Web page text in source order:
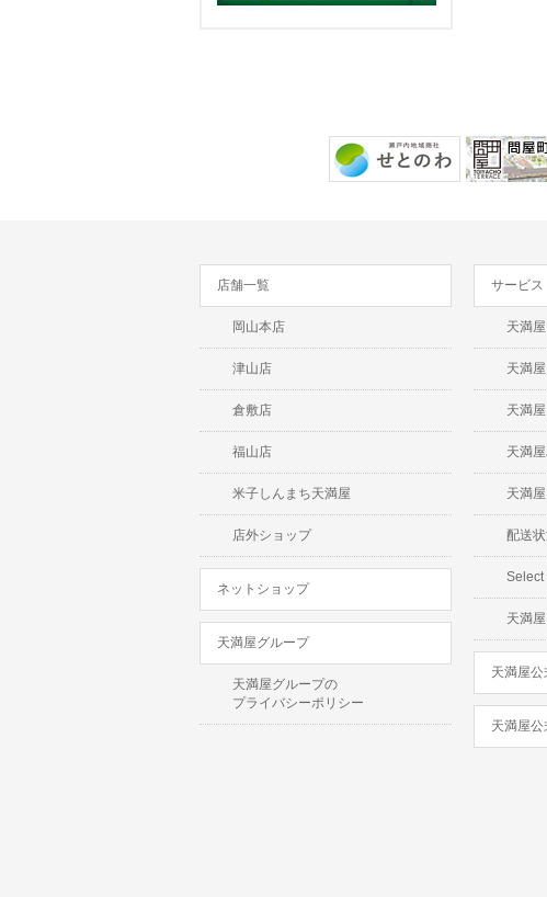
店舗一覧
岡山本店
津山店
倉敷店
福山店
米子しんまち天満屋
店外ショップ
ネットショップ
天満屋グループ
天満屋グループの
プライバシーポリシー
サービス
天満
天満
天満
天満
天満
配送
Select
天満
天満屋公
天満屋